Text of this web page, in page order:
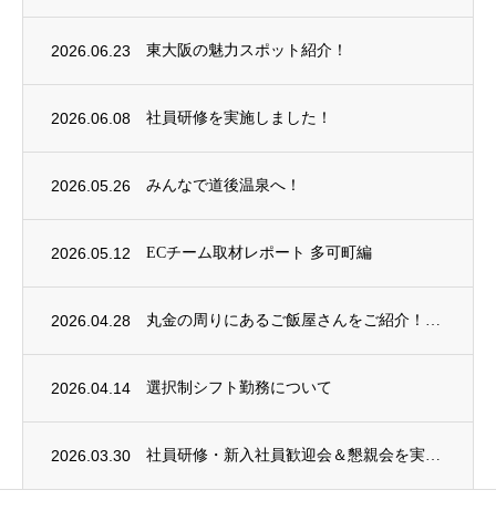
2026.06.23 東大阪の魅力スポット紹介！
2026.06.08 社員研修を実施しました！
2026.05.26 みんなで道後温泉へ！
2026.05.12 ECチーム取材レポート 多可町編
2026.04.28 丸金の周りにあるご飯屋さんをご紹介！
2026.04.14 選択制シフト勤務について
2026.03.30 社員研修・新入社員歓迎会＆懇親会を実施しました！